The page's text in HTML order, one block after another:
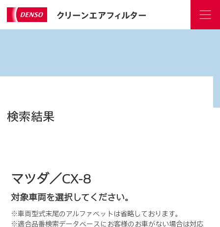
クリーンエアフィルター
検索結果